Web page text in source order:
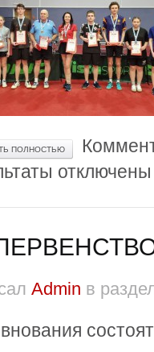
ПОЛНОСТЬЮ
отключены
Admin в